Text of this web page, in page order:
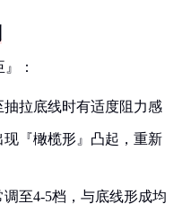
：
抽拉底线时有适度阻力感
现『橄榄形』凸起，重新
调至4-5档，与底线形成均